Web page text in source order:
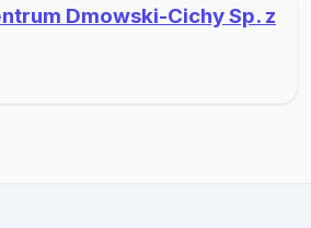
Dmowski-Cichy Sp. z